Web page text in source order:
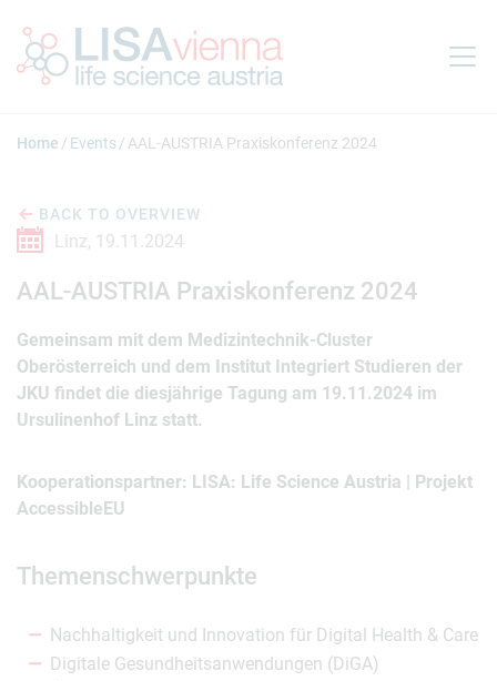
Home Events AAL-AUSTRIA Praxiskonferenz 2024
BACK TO OVERVIEW
Linz, 19.11.2024
AAL-AUSTRIA Praxiskonferenz 2024
Gemeinsam mit dem Medizintechnik-Cluster
Oberösterreich und dem Institut Integriert Studieren der
JKU findet die diesjährige Tagung am 19.11.2024 im
Ursulinenhof Linz statt.
Kooperationspartner: LISA: Life Science Austria | Projekt
AccessibleEU
Themenschwerpunkte
Nachhaltigkeit und Innovation für Digital Health & Care
Digitale Gesundheitsanwendungen (DiGA)